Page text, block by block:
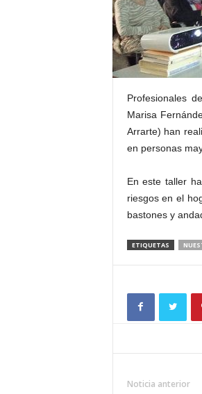
S
Profesionales
Marisa
Arrarte) han
en personas
En este taller
riesgos en el
bastones y
ETIQUETAS
Noticia anterior